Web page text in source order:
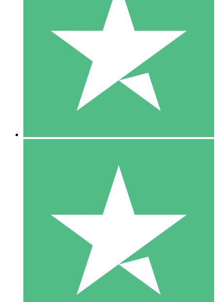
Pacchetti di Crediti Individuali
Paga a consumo con crediti di download. Nessun impegno
1 Download
10
US$1500
10 Download
20